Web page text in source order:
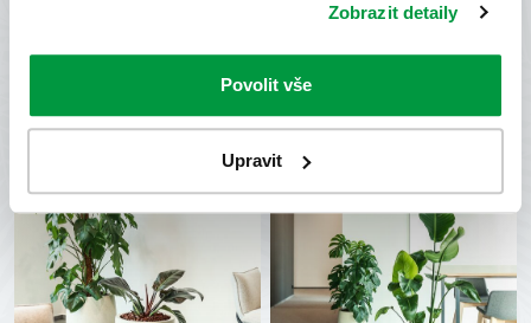
Zobrazit detaily
Povolit vše
Upravit